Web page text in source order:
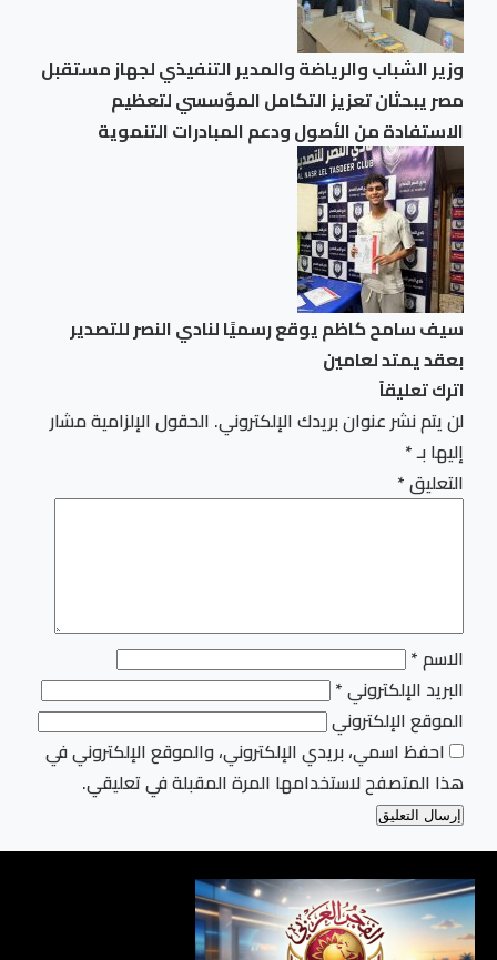
وزير الشباب والرياضة والمدير التنفيذي لجهاز مستقبل
مصر يبحثان تعزيز التكامل المؤسسي لتعظيم
الاستفادة من الأصول ودعم المبادرات التنموية
سيف سامح كاظم يوقع رسميًا لنادي النصر للتصدير
بعقد يمتد لعامين
اترك تعليقاً
لن يتم نشر عنوان بريدك الإلكتروني. الحقول الإلزامية مشار
إليها بـ*
التعليق*
الاسم*
البريد الإلكتروني*
الموقع الإلكتروني
احفظ اسمي، بريدي الإلكتروني، والموقع الإلكتروني في
هذا المتصفح لاستخدامها المرة المقبلة في تعليقي.